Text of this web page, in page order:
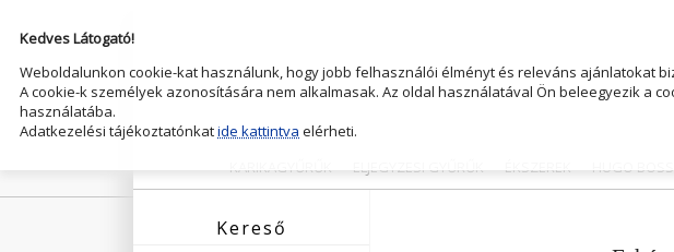
KARIKAGYŰRŰK ELJEGYZESI GYŰRŰK ÉKSZEREK HUGO BOSS
Kereső
Kedves Látogató!
Weboldalunkon cookie-kat használunk, hogy jobb felhasználói élményt és releváns ajánlatokat
A cookie-k személyek azonosítására nem alkalmasak. Az oldal használatával Ön beleegyezik a
használatába.
Adatkezelési tájékoztatónkatide kattintva elérheti.